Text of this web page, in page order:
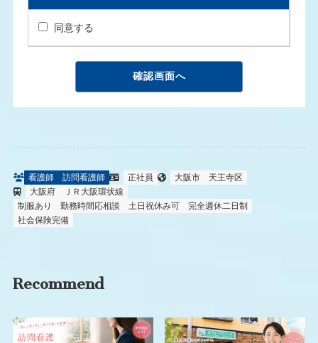
同意する
看護師 訪問看護師 正社員 大阪市
天王寺区
大阪府
ＪＲ大阪環状線
制服あり
勤務時間応相談 土日祝休み可
完全週休二日制
社会保険完備
Recommend